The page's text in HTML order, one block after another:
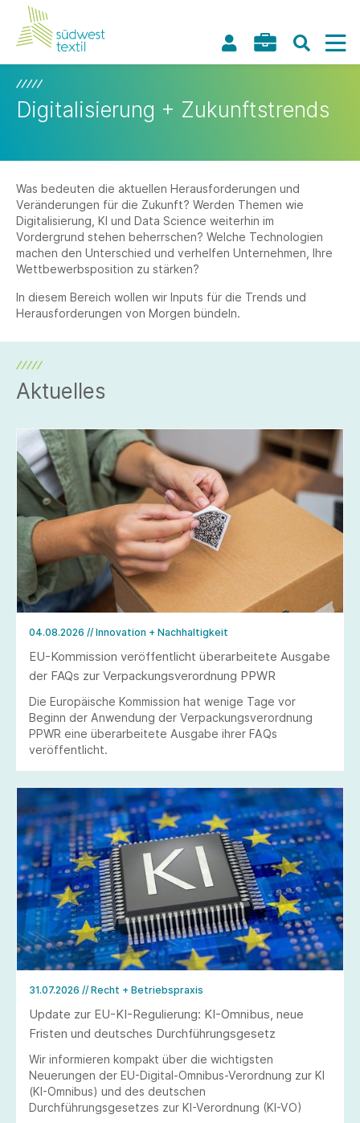
Digitalisierung + Zukunftstrends
Was bedeuten die aktuellen Herausforderungen und
Veränderungen für die Zukunft? Werden Themen wie
Digitalisierung, KI und Data Science weiterhin im
Vordergrund stehen beherrschen? Welche Technologien
machen den Unterschied und verhelfen Unternehmen, Ihre
Wettbewerbsposition zu stärken?
In diesem Bereich wollen wir Inputs für die Trends und
Herausforderungen von Morgen bündeln.
Aktuelles
04.08.2026 // Innovation + Nachhaltigkeit
EU-Kommission veröffentlicht überarbeitete Ausgabe
der FAQs zur Verpackungsverordnung PPWR
Die Europäische Kommission hat wenige Tage vor
Beginn der Anwendung der Verpackungsverordnung
PPWR eine überarbeitete Ausgabe ihrer FAQs
veröffentlicht.
31.07.2026 // Recht + Betriebspraxis
Update zur EU-KI-Regulierung: KI-Omnibus, neue
Fristen und deutsches Durchführungsgesetz
Wir informieren kompakt über die wichtigsten
Neuerungen der EU-Digital-Omnibus-Verordnung zur KI
(KI-Omnibus) und des deutschen
Durchführungsgesetzes zur KI-Verordnung (KI-VO)